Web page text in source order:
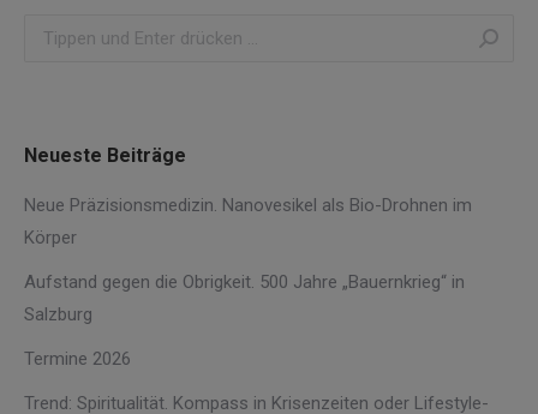
Search:
Neueste Beiträge
Neue Präzisionsmedizin. Nanovesikel als Bio-Drohnen im
Körper
Aufstand gegen die Obrigkeit. 500 Jahre „Bauernkrieg“ in
Salzburg
Termine 2026
Trend: Spiritualität. Kompass in Krisenzeiten oder Lifestyle-